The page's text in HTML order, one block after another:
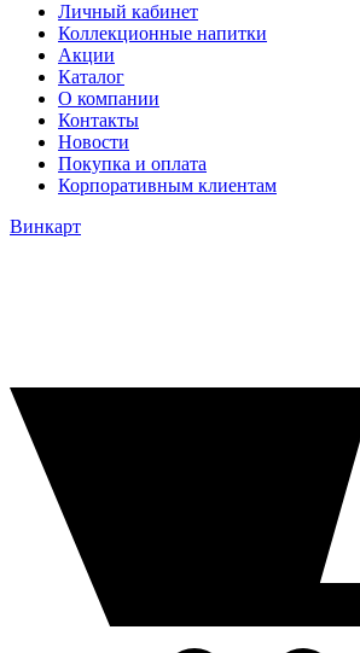
Личный кабинет
Коллекционные напитки
Акции
Каталог
О компании
Контакты
Новости
Покупка и оплата
Корпоративным клиентам
Винкарт